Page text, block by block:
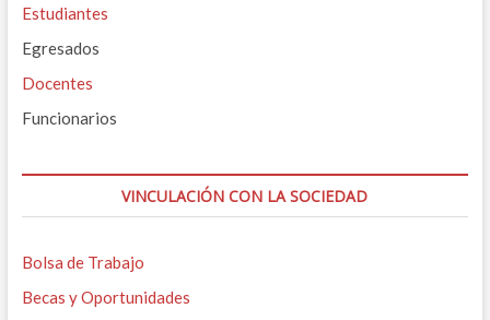
Estudiantes
Egresados
Docentes
Funcionarios
VINCULACIÓN CON LA SOCIEDAD
Bolsa de Trabajo
Becas y Oportunidades